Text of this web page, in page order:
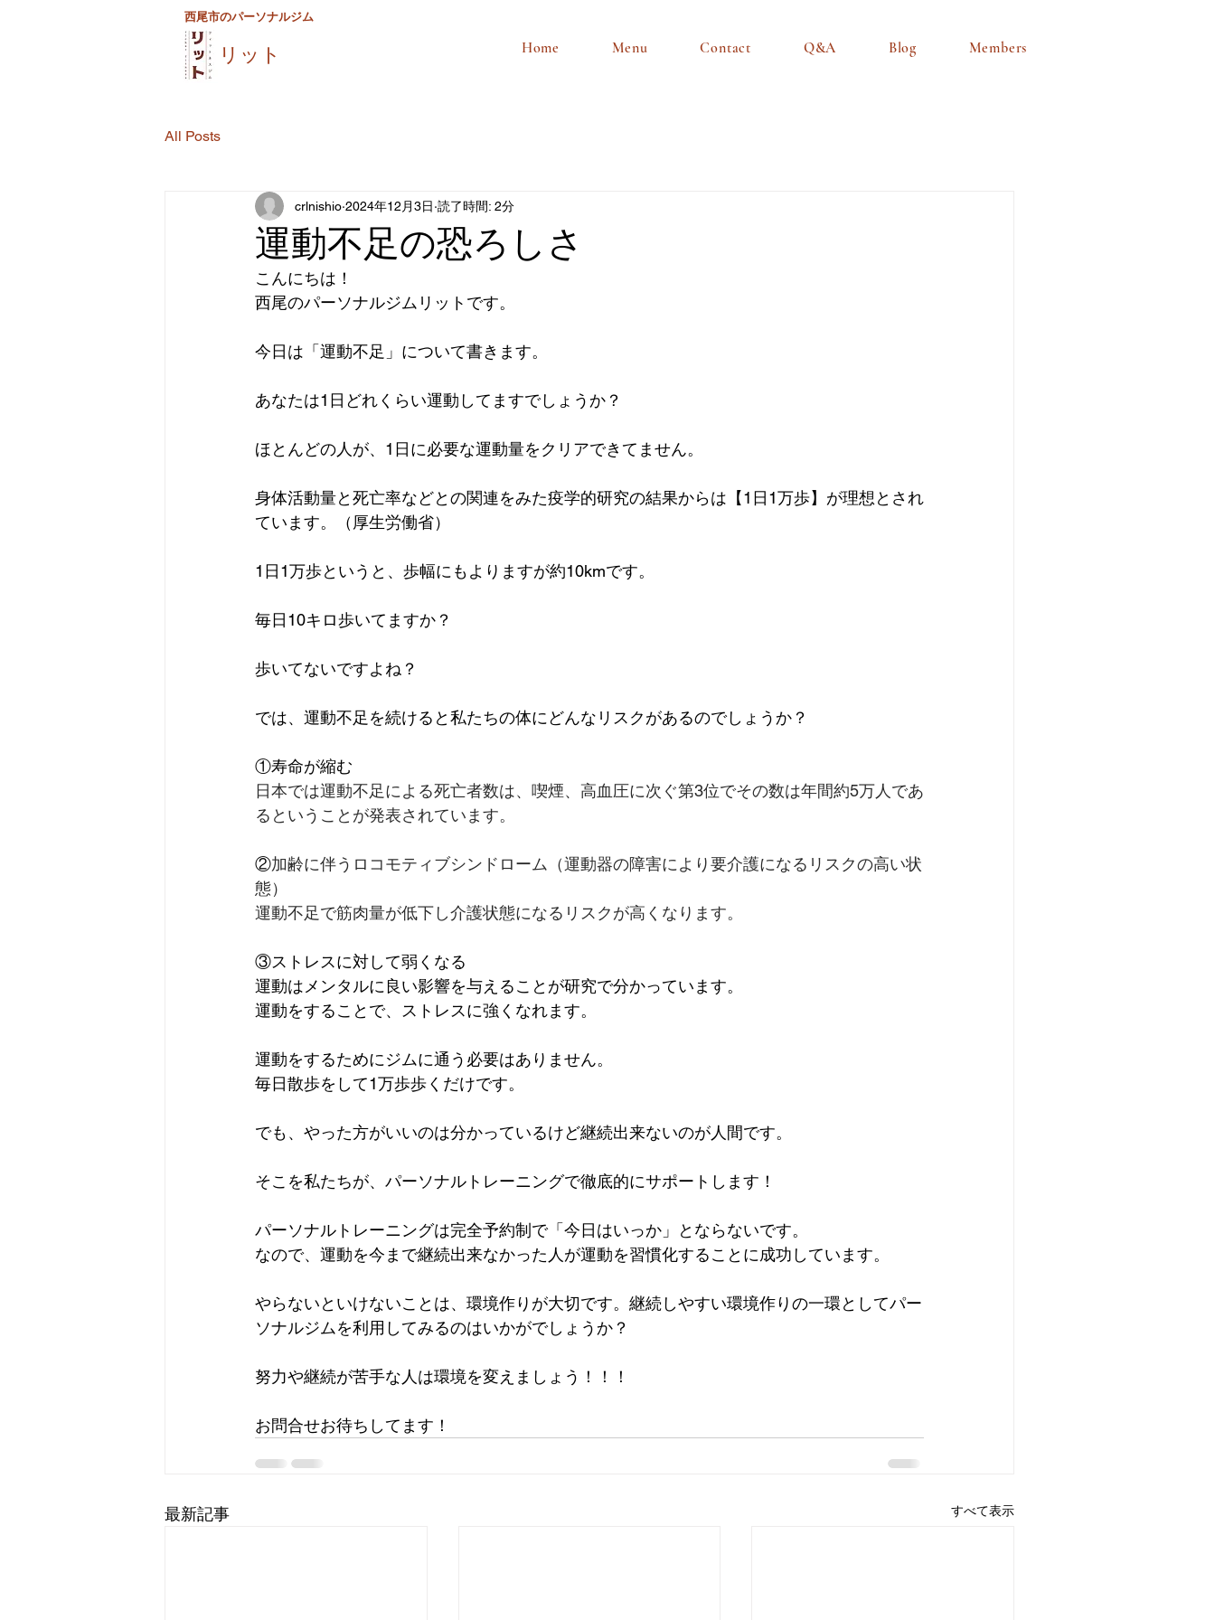
西尾市のパーソナルジム
リット Home Menu Contact Q&A Blog Members
All Posts
運動不足の恐ろしさ
crlnishio 2024年12月3日 読了時間: 2分
こんにちは！
西尾のパーソナルジムリットです。
今日は「運動不足」について書きます。
あなたは1日どれくらい運動してますでしょうか？
ほとんどの人が、1日に必要な運動量をクリアできてません。
身体活動量と死亡率などとの関連をみた疫学的研究の結果からは【1日1万歩】が理想とされ
ています。（厚生労働省）
1日1万歩というと、歩幅にもよりますが約10kmです。
毎日10キロ歩いてますか？
歩いてないですよね？
では、運動不足を続けると私たちの体にどんなリスクがあるのでしょうか？
①寿命が縮む
日本では運動不足による死亡者数は、喫煙、高血圧に次ぐ第3位でその数は年間約5万人であ
るということが発表されています。
②加齢に伴うロコモティブシンドローム（運動器の障害により要介護になるリスクの高い状
態）
運動不足で筋肉量が低下し介護状態になるリスクが高くなります。
③ストレスに対して弱くなる
運動はメンタルに良い影響を与えることが研究で分かっています。
運動をすることで、ストレスに強くなれます。
運動をするためにジムに通う必要はありません。
毎日散歩をして1万歩歩くだけです。
でも、やった方がいいのは分かっているけど継続出来ないのが人間です。
そこを私たちが、パーソナルトレーニングで徹底的にサポートします！
パーソナルトレーニングは完全予約制で「今日はいっか」とならないです。
なので、運動を今まで継続出来なかった人が運動を習慣化することに成功しています。
やらないといけないことは、環境作りが大切です。継続しやすい環境作りの一環としてパー
ソナルジムを利用してみるのはいかがでしょうか？
努力や継続が苦手な人は環境を変えましょう！！！
お問合せお待ちしてます！
最新記事 すべて表示